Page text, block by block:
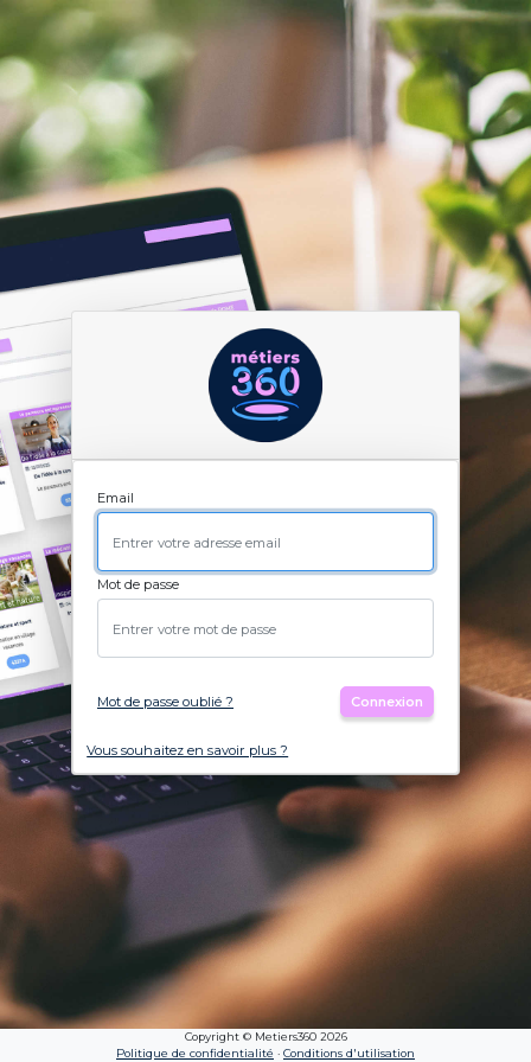
Email
Mot de passe
Mot de passe oublié ? Connexion
Vous souhaitez en savoir plus ?
Copyright © Metiers360 2026
Politique de confidentialité · Conditions d'utilisation